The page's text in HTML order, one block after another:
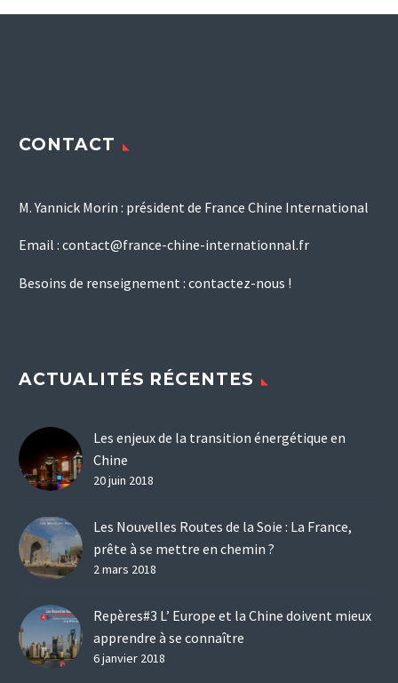
CONTACT
M. Yannick Morin : président de France Chine International
Email : contact@france-chine-internationnal.fr
Besoins de renseignement : contactez-nous !
ACTUALITÉS RÉCENTES
Les enjeux de la transition énergétique en
Chine
20 juin 2018
Les Nouvelles Routes de la Soie : La France,
prête à se mettre en chemin ?
2 mars 2018
Repères#3 L’ Europe et la Chine doivent mieux
apprendre à se connaître
6 janvier 2018